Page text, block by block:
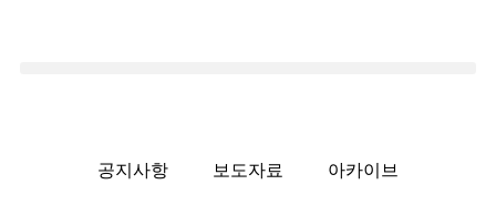
공지사항 보도자료 아카이브